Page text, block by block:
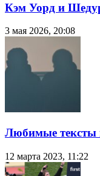
Кэм Уорд и
3 мая 2026, 20:08
Любимые тексты
12 марта 2023, 11:22